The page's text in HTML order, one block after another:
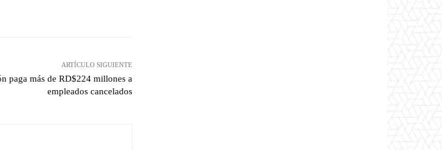
ARTÍCULO SIGUIENTE
paga más de RD$224 millones a
empleados cancelados